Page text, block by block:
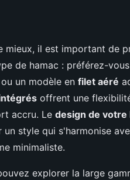
mieux, il est important de
de hamac : préférez-
un modèle en filet aéré
offrent une
accru. Le design de votre
style qui s'harmonise
minimaliste.
explorer la large